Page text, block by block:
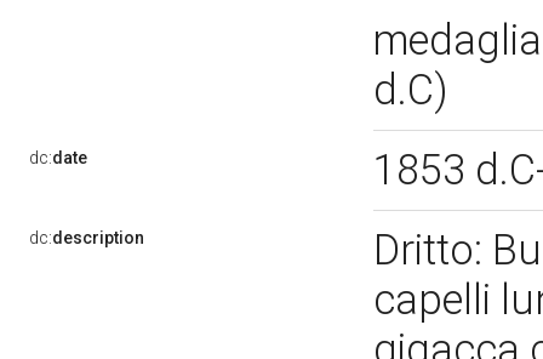
d.C)
dc:date 1853
dc:description
Dritto:
capelli
giqacca